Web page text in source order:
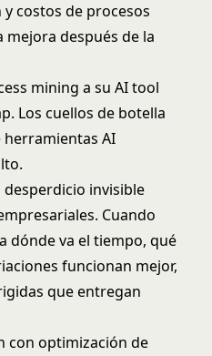
costos de procesos
después de la
mining a su AI tool
. Los cuellos de botella
AI
desperdicio invisible
Cuando
dónde va el tiempo, qué
funcionan mejor,
que entregan
con optimización de